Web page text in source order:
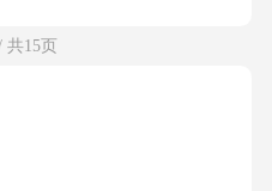
共15页